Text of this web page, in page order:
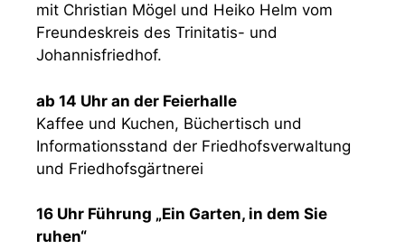
mit Christian Mögel und Heiko Helm vom
Freundeskreis des Trinitatis- und
Johannisfriedhof.
ab 14 Uhr an der Feierhalle
Kaffee und Kuchen, Büchertisch und
Informationsstand der Friedhofsverwaltung
und Friedhofsgärtnerei
16 Uhr Führung „Ein Garten, in dem Sie
ruhen“